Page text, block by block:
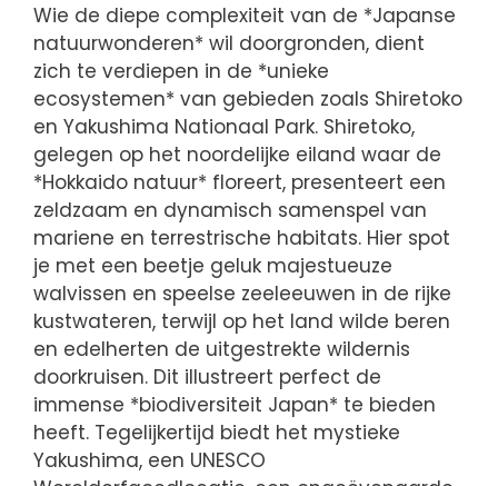
Wie de diepe complexiteit van de *Japanse
natuurwonderen* wil doorgronden, dient
zich te verdiepen in de *unieke
ecosystemen* van gebieden zoals Shiretoko
en Yakushima Nationaal Park. Shiretoko,
gelegen op het noordelijke eiland waar de
*Hokkaido natuur* floreert, presenteert een
zeldzaam en dynamisch samenspel van
mariene en terrestrische habitats. Hier spot
je met een beetje geluk majestueuze
walvissen en speelse zeeleeuwen in de rijke
kustwateren, terwijl op het land wilde beren
en edelherten de uitgestrekte wildernis
doorkruisen. Dit illustreert perfect de
immense *biodiversiteit Japan* te bieden
heeft. Tegelijkertijd biedt het mystieke
Yakushima, een UNESCO